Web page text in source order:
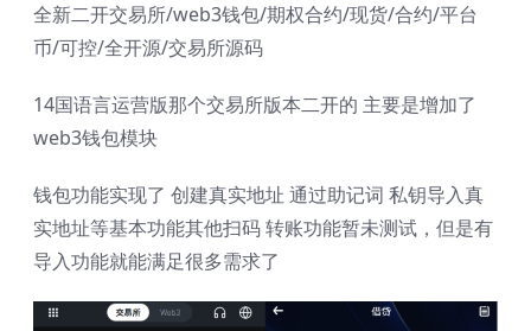
全新二开交易所/web3钱包/期权合约/现货/合约/平台
币/可控/全开源/交易所源码
14国语言运营版那个交易所版本二开的 主要是增加了
web3钱包模块
钱包功能实现了 创建真实地址 通过助记词 私钥导入真
实地址等基本功能其他扫码 转账功能暂未测试，但是有
导入功能就能满足很多需求了